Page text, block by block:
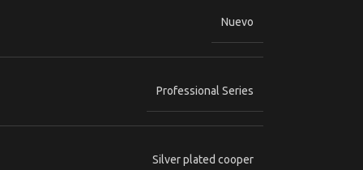
Nuevo
Professional Series
Silver plated cooper